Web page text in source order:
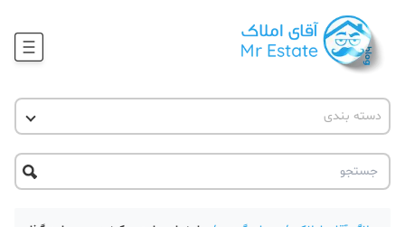
آموزش املاک
حقوقی
دسته بندی
آقای مشاور املاک
آکادمی آقای املاک
آموزش املاک